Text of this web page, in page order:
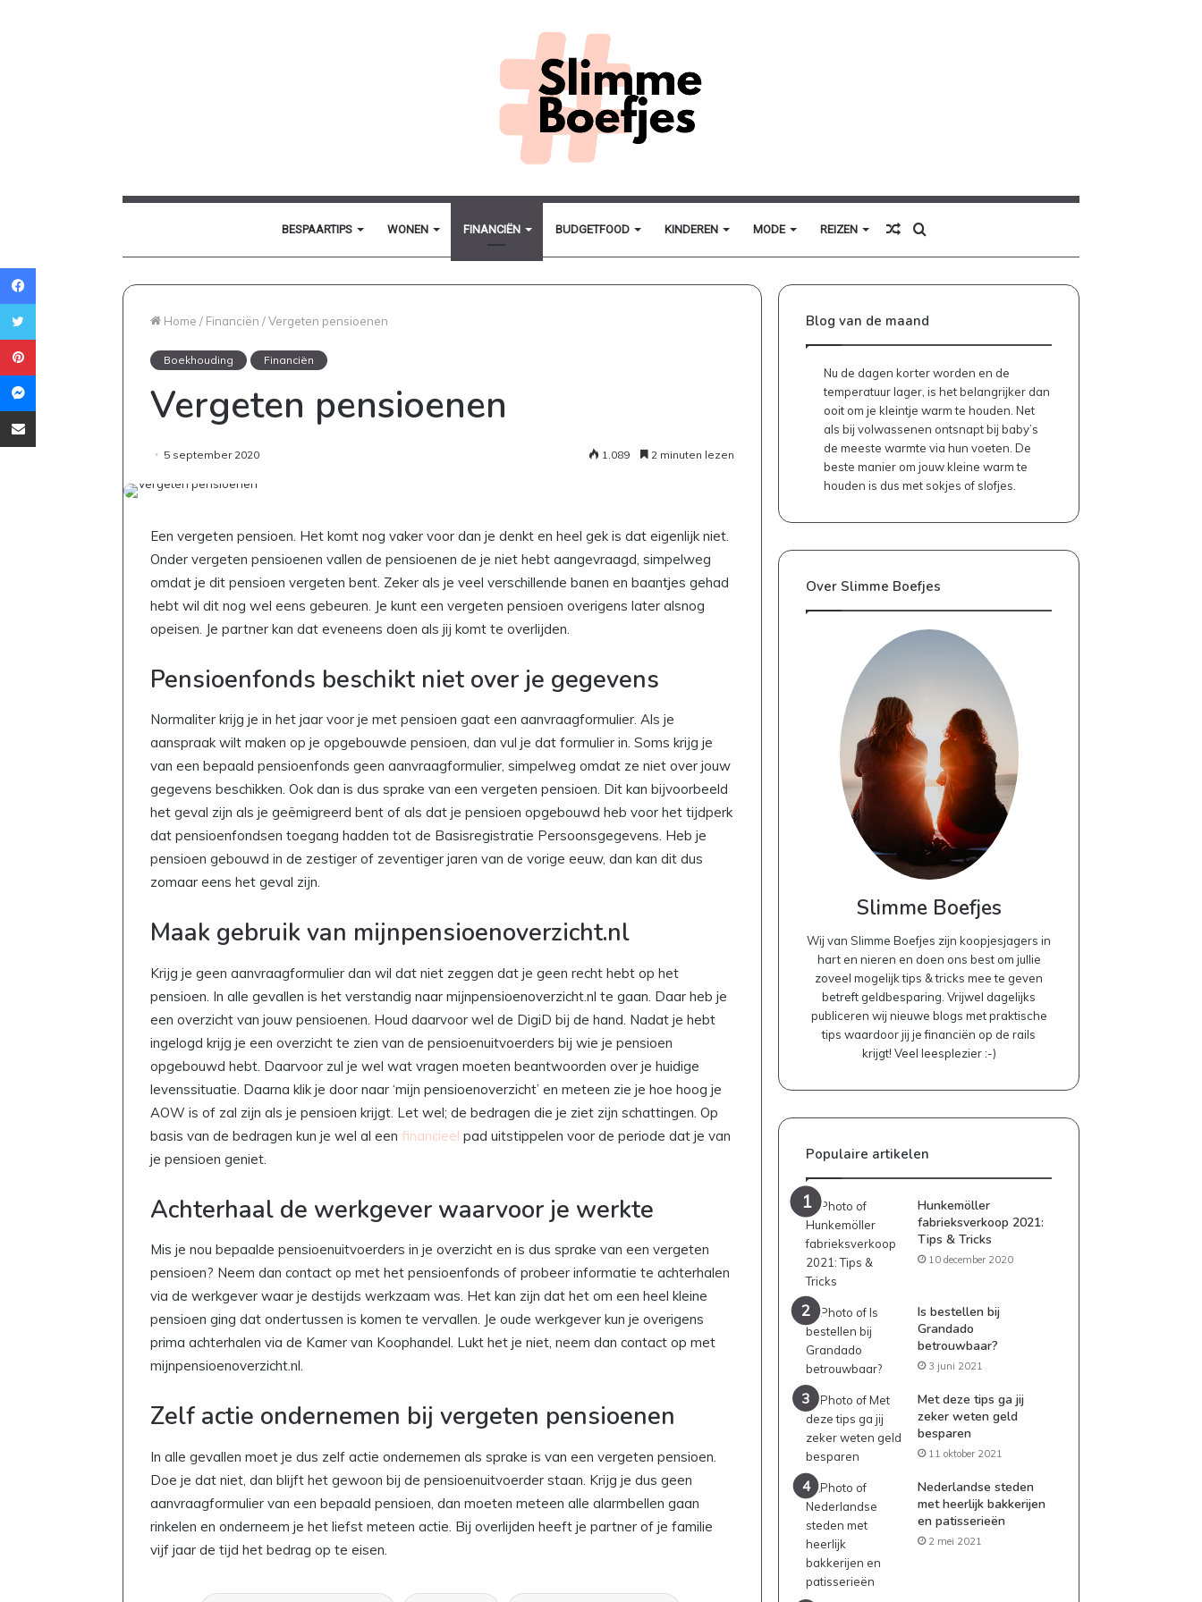
BESPAARTIPS WONEN FINANCIËN BUDGETFOOD KINDEREN MODE REIZEN
naar
Willekeurig
artikel
Home / Financiën /Vergeten pensioenen
Boekhouding Financiën
Vergeten pensioenen
5 september 2020 1.089 2 minuten lezen
Een vergeten pensioen. Het komt nog vaker voor dan je denkt en heel gek is dat eigenlijk niet.
Onder vergeten pensioenen vallen de pensioenen de je niet hebt aangevraagd, simpelweg
omdat je dit pensioen vergeten bent. Zeker als je veel verschillende banen en baantjes gehad
hebt wil dit nog wel eens gebeuren. Je kunt een vergeten pensioen overigens later alsnog
opeisen. Je partner kan dat eveneens doen als jij komt te overlijden.
Pensioenfonds beschikt niet over je gegevens
Normaliter krijg je in het jaar voor je met pensioen gaat een aanvraagformulier. Als je
aanspraak wilt maken op je opgebouwde pensioen, dan vul je dat formulier in. Soms krijg je
van een bepaald pensioenfonds geen aanvraagformulier, simpelweg omdat ze niet over jouw
gegevens beschikken. Ook dan is dus sprake van een vergeten pensioen. Dit kan bijvoorbeeld
het geval zijn als je geëmigreerd bent of als dat je pensioen opgebouwd heb voor het tijdperk
dat pensioenfondsen toegang hadden tot de Basisregistratie Persoonsgegevens. Heb je
pensioen gebouwd in de zestiger of zeventiger jaren van de vorige eeuw, dan kan dit dus
zomaar eens het geval zijn.
Maak gebruik van mijnpensioenoverzicht.nl
Krijg je geen aanvraagformulier dan wil dat niet zeggen dat je geen recht hebt op het
pensioen. In alle gevallen is het verstandig naar mijnpensioenoverzicht.nl te gaan. Daar heb je
een overzicht van jouw pensioenen. Houd daarvoor wel de DigiD bij de hand. Nadat je hebt
ingelogd krijg je een overzicht te zien van de pensioenuitvoerders bij wie je pensioen
opgebouwd hebt. Daarvoor zul je wel wat vragen moeten beantwoorden over je huidige
levenssituatie. Daarna klik je door naar ‘mijn pensioenoverzicht’ en meteen zie je hoe hoog je
AOW is of zal zijn als je pensioen krijgt. Let wel; de bedragen die je ziet zijn schattingen. Op
basis van de bedragen kun je wel al een financieel pad uitstippelen voor de periode dat je van
je pensioen geniet.
Achterhaal de werkgever waarvoor je werkte
Mis je nou bepaalde pensioenuitvoerders in je overzicht en is dus sprake van een vergeten
pensioen? Neem dan contact op met het pensioenfonds of probeer informatie te achterhalen
via de werkgever waar je destijds werkzaam was. Het kan zijn dat het om een heel kleine
pensioen ging dat ondertussen is komen te vervallen. Je oude werkgever kun je overigens
prima achterhalen via de Kamer van Koophandel. Lukt het je niet, neem dan contact op met
mijnpensioenoverzicht.nl.
Zelf actie ondernemen bij vergeten pensioenen
In alle gevallen moet je dus zelf actie ondernemen als sprake is van een vergeten pensioen.
Doe je dat niet, dan blijft het gewoon bij de pensioenuitvoerder staan. Krijg je dus geen
aanvraagformulier van een bepaald pensioen, dan moeten meteen alle alarmbellen gaan
rinkelen en onderneem je het liefst meteen actie. Bij overlijden heeft je partner of je familie
vijf jaar de tijd het bedrag op te eisen.
Blog van de maand
Nu de dagen korter worden en de
temperatuur lager, is het belangrijker dan
ooit om je kleintje warm te houden. Net
als bij volwassenen ontsnapt bij baby’s
de meeste warmte via hun voeten. De
beste manier om jouw kleine warm te
houden is dus met sokjes of slofjes.
Over Slimme Boefjes
Slimme Boefjes
Wij van Slimme Boefjes zijn koopjesjagers in
hart en nieren en doen ons best om jullie
zoveel mogelijk tips & tricks mee te geven
betreft geldbesparing. Vrijwel dagelijks
publiceren wij nieuwe blogs met praktische
tips waardoor jij je financiën op de rails
krijgt! Veel leesplezier :-)
Populaire artikelen
Hunkemöller
fabrieksverkoop 2021:
Tips & Tricks
10 december 2020
Is bestellen bij
Grandado
betrouwbaar?
3 juni 2021
Met deze tips ga jij
zeker weten geld
besparen
11 oktober 2021
Nederlandse steden
met heerlijk bakkerijen
en patisserieën
2 mei 2021
Facebook
Twitter
Pinterest
Messenger
Deel via Email